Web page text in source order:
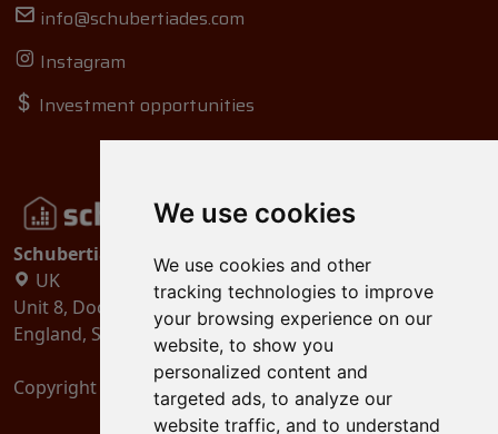
We use cookies
We use cookies and other
tracking technologies to improve
your browsing experience on our
website, to show you
personalized content and
targeted ads, to analyze our
website traffic, and to understand
info@schubertiades.com
Instagram
Investment opportunities
Schubertiades, Ltd.
UK
Unit 8, Dock Offices, Surrey Quays Road, London
England, SE16 2XU
Copyright 2024 Schubertiades, Ltd.